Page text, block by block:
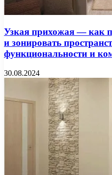
Узкая прихожая — как
и зонировать
функциональности и
30.08.2024